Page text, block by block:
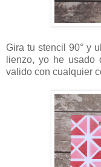
Gira tu stencil 90° y
lienzo, yo he
valido con cualquier